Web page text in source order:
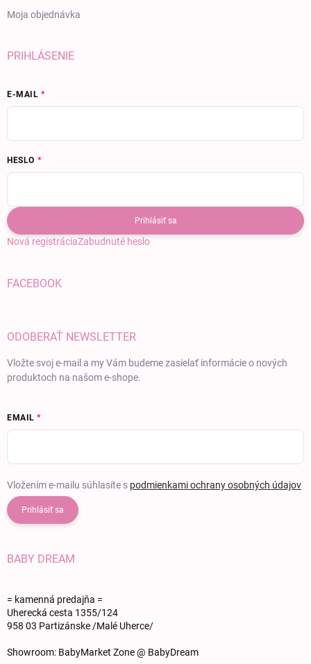
Moja objednávka
PRIHLÁSENIE
E-MAIL
HESLO
Prihlásiť sa
Nová registráciaZabudnuté heslo
FACEBOOK
ODOBERAŤ NEWSLETTER
Vložte svoj e-mail a my Vám budeme zasielať informácie o nových
produktoch na našom e-shope.
EMAIL
Vložením e-mailu súhlasíte s podmienkami ochrany osobných údajov
Prihlásiť sa
BABY DREAM
= kamenná predajňa =
Uherecká cesta 1355/124
958 03 Partizánske /Malé Uherce/
Showroom: BabyMarket Zone @ BabyDream